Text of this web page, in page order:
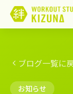
ブログ一覧に
お知らせ